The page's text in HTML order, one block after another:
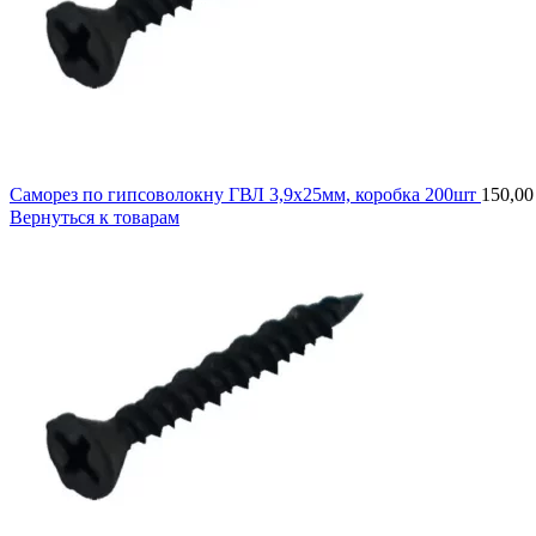
Саморез по гипсоволокну ГВЛ 3,9х25мм, коробка 200шт
Вернуться к товарам